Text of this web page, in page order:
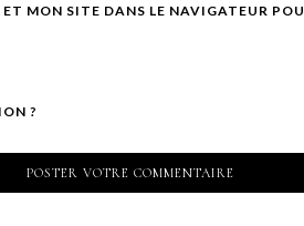
MON SITE DANS LE NAVIGATEUR
?